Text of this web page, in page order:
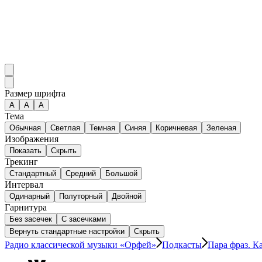
Размер шрифта
А A A
Тема
Обычная Светлая Темная Синяя Коричневая Зеленая
Изображения
Показать Скрыть
Трекинг
Стандартный Средний Большой
Интервал
Одинарный Полуторный Двойной
Гарнитура
Без засечек
С засечками
Вернуть стандартные настройки
Скрыть
Радио классической музыки «Орфей» Подкасты Пара фраз.